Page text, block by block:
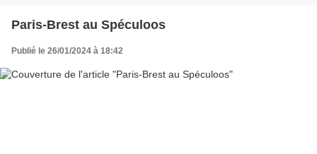
Paris-Brest au Spéculoos
Publié le 26/01/2024 à 18:42